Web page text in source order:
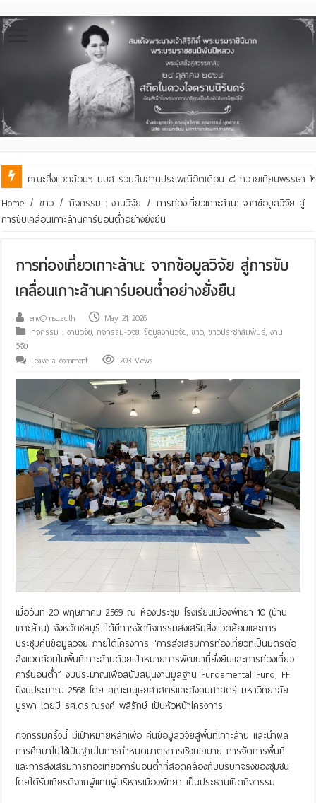
คณะสิ่งแวดล้อมฯ มมส ร่วมสืบสานประเพณีฮีตเดือน ๘ ถวายเทียนพรรษา ๒
Home / ข่าว / กิจกรรม : งานวิจัย / การท่องเที่ยวเกาะล้าน: จากข้อมูลวิจัย สู่
การขับเคลื่อนเกาะล้านคาร์บอนต่ำอย่างยั่งยืน
การท่องเที่ยวเกาะล้าน: จากข้อมูลวิจัย สู่การขับ
เคลื่อนเกาะล้านคาร์บอนต่ำอย่างยั่งยืน
env@msu.ac.th
May 21, 2026
กิจกรรม : งานวิจัย,กิจกรรม-วิจัย,ข้อมูลงานวิจัย,ข่าว,ข่าวประชาสัมพันธ์,งาน
วิจัย
Leave a comment
203 Views
เมื่อวันที่ 20 พฤษภาคม 2569 ณ ห้องประชุม โรงเรียนเมืองพัทยา 10 (บ้าน
เกาะล้าน) จังหวัดชลบุรี ได้มีการจัดกิจกรรมส่งเสริมสิ่งแวดล้อมและการ
ประชุมคืนข้อมูลวิจัย ภายใต้โครงการ “การส่งเสริมการท่องเที่ยวที่เป็นมิตรต่อ
สิ่งแวดล้อมในพื้นที่เกาะล้านด้วยเป้าหมายการพัฒนาที่ยั่งยืนและการท่องเที่ยว
คาร์บอนต่ำ” งบประมาณเพื่อสนับสนุนงานมูลฐาน Fundamental Fund; FF
ปีงบประมาณ 2568 โดย คณะมนุษยศาสตร์และสังคมศาสตร์ มหาวิทยาลัย
บูรพา โดยมี รศ.ดร.ณรงค์ พลีรักษ์ เป็นหัวหน้าโครงการ
กิจกรรมครั้งนี้ มีเป้าหมายหลักเพื่อ คืนข้อมูลวิจัยสู่พื้นที่เกาะล้าน และนำผล
การศึกษาไปใช้เป็นฐานในการกำหนดมาตรการเชิงนโยบาย การจัดการพื้นที่
และการส่งเสริมการท่องเที่ยวคาร์บอนต่ำที่สอดคล้องกับบริบทจริงของชุมชน
โดยได้รับเกียรติจากผู้แทนผู้บริหารเมืองพัทยา เป็นประธานเปิดกิจกรรม